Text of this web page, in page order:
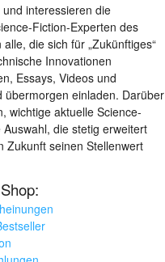
interessieren die
Fiction-Experten des
die sich für „Zukünftiges“
Innovationen
Essays, Videos und
übermorgen einladen. Darüber
wichtige aktuelle Science-
die stetig erweitert
Zukunft seinen Stellenwert